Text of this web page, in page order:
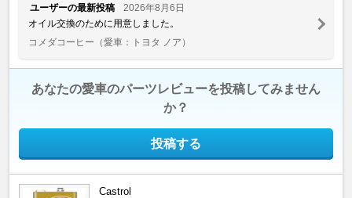
ユーザーの最新投稿
2026年8月6日
オイル交換のために用意しました。
コメダコーヒー （愛車：トヨタ ノア）
あなたの愛車のパーツレビューを投稿してみません
か？
投稿する
Castrol